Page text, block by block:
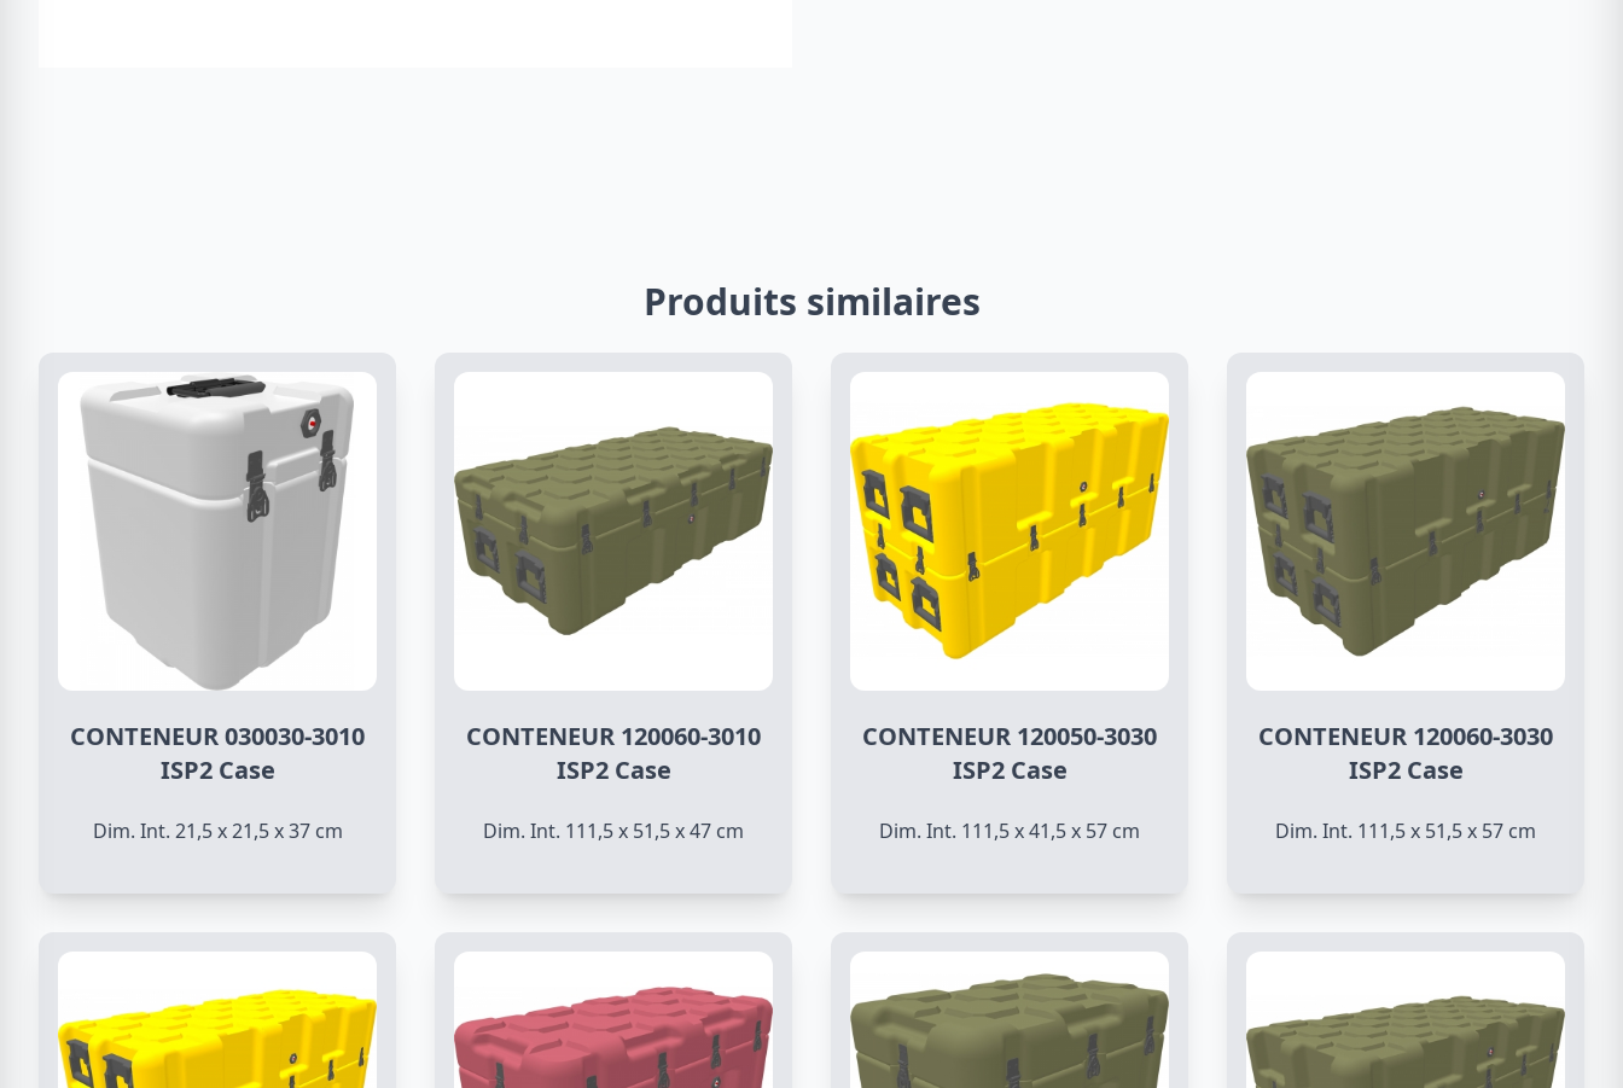
Produits similaires
CONTENEUR 030030-3010
ISP2 Case
Dim. Int. 21,5 x 21,5 x 37 cm
CONTENEUR 120060-3010
ISP2 Case
Dim. Int. 111,5 x 51,5 x 47 cm
CONTENEUR 120050-3030
ISP2 Case
Dim. Int. 111,5 x 41,5 x 57 cm
CONTENEUR 120060-3030
ISP2 Case
Dim. Int. 111,5 x 51,5 x 57 cm